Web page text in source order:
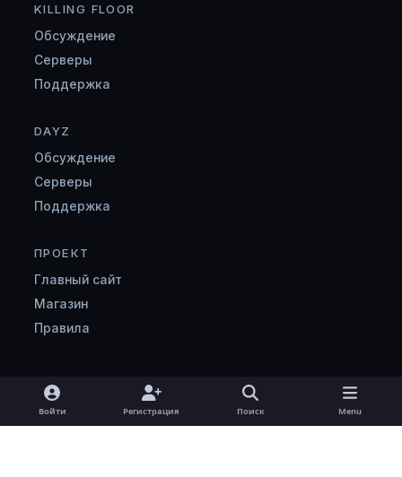
KILLING FLOOR
Обсуждение
Серверы
Поддержка
DAYZ
Обсуждение
Серверы
Поддержка
ПРОЕКТ
Главный сайт
Магазин
Правила
Light ModeDark ModeSystem Preference
v
k
Войти Регистрация Поиск Menu